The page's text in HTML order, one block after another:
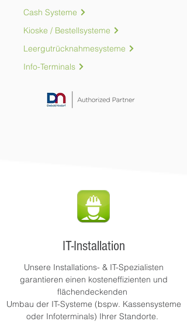
Cash Systeme
Kioske / Bestellsysteme
Leergutrücknahmesysteme
Info-Terminals
IT-Installation
Unsere Installations- & IT-Spezialisten
garantieren einen kosteneffizienten und
flächendeckenden
Umbau der IT-Systeme (bspw. Kassensysteme
oder Infoterminals) Ihrer Standorte.